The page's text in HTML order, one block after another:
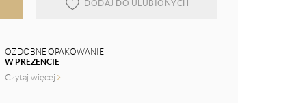
DODAJ DO ULUBIONYCH
OZDOBNE OPAKOWANIE
W PREZENCIE
Czytaj więcej